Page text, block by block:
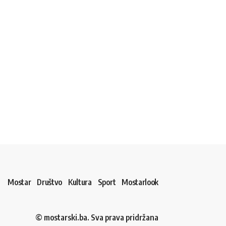
Mostar Društvo Kultura Sport Mostarlook
© mostarski.ba. Sva prava pridržana